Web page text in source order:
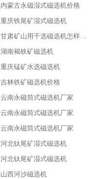
内蒙古永磁湿式磁选机价格
重庆铁尾矿湿式磁选机
甘肃矿山用干选磁选机怎样调磁
湖南褐铁矿磁选机
重庆锰矿水选磁选机
吉林铁矿磁选机价格
云南永磁筒式磁选机厂家
云南永磁筒式磁选机厂家
云南永磁筒式磁选机厂家
河北钛尾矿湿式磁选机
河北钛尾矿湿式磁选机
山西河沙磁选机